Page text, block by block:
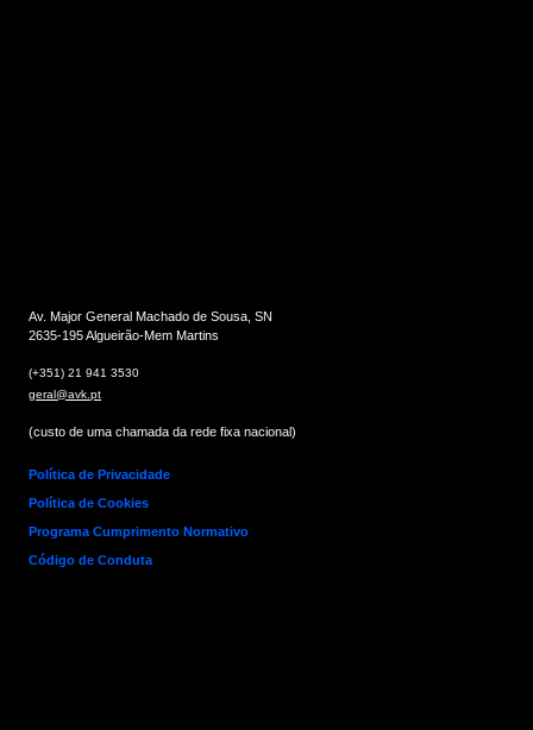
Av. Major General Machado de Sousa, SN
2635-195 Algueirão-Mem Martins
(+351) 21 941 3530
geral@avk.pt
(custo de uma chamada da rede fixa nacional)
Política de Privacidade
Política de Cookies
Programa Cumprimento Normativo
Código de Conduta